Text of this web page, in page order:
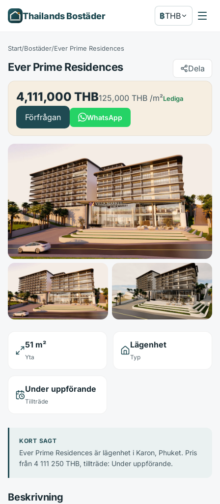
Thailands Bostäder ฿THB
Start/Bostäder/Ever Prime Residences
Ever Prime Residences Dela
4,111,000 THB125,000 THB /m²Lediga
Förfrågan WhatsApp
51 m²
Yta
Lägenhet
Typ
Under uppförande
Tillträde
KORT SAGT
Ever Prime Residences är lägenhet i Karon, Phuket. Pris
från 4 111 250 THB, tillträde: Under uppförande.
Beskrivning